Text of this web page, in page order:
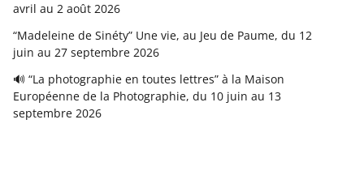
avril au 2 août 2026
“Madeleine de Sinéty” Une vie, au Jeu de Paume, du 12
juin au 27 septembre 2026
🔊 “La photographie en toutes lettres” à la Maison
Européenne de la Photographie, du 10 juin au 13
septembre 2026